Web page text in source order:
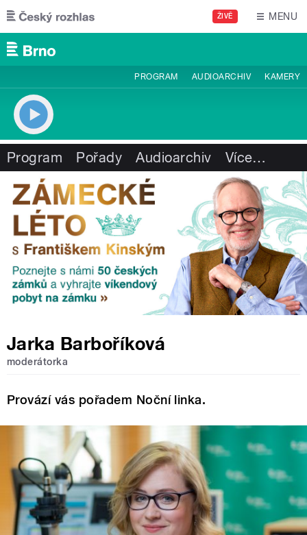
Přejít k hlavnímu obsahu
ŽIVĚ MENU
PROGRAM AUDIOARCHIV KAMERY
Program Pořady Audioarchiv Více…
Jarka Barboříková
moderátorka
Provází vás pořadem Noční linka.